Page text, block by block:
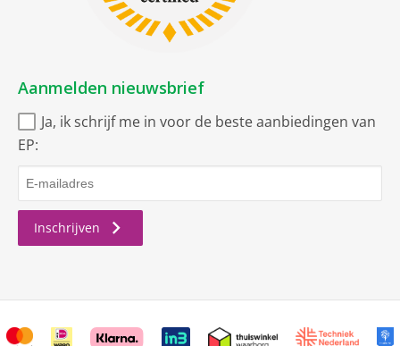
Aanmelden nieuwsbrief
Ja, ik schrijf me in voor de beste aanbiedingen van
EP:
Inschrijven